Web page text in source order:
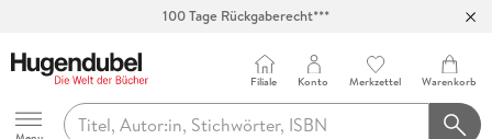
100 Tage Rückgaberecht***
Hugendubel
Filiale Konto Merkzettel Warenkorb